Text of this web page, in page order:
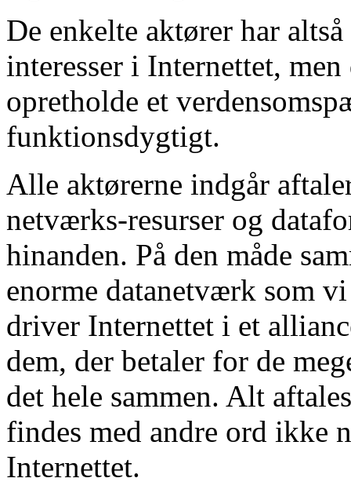
De enkelte aktører har
interesser i Internettet,
opretholde et
funktionsdygtigt.
Alle aktørerne indgår
netværks-resurser og
hinanden. På den måde
enorme datanetværk som
driver Internettet i et
dem, der betaler for de
det hele sammen. Alt
findes med andre ord ikke
Internettet.